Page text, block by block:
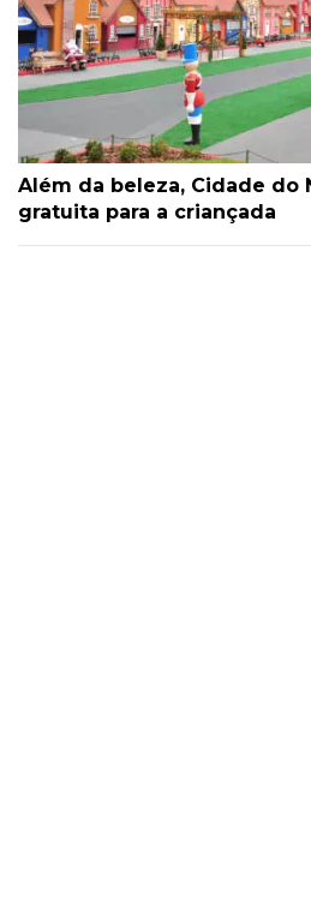
Além da beleza, Cidade do
gratuita para a criançada